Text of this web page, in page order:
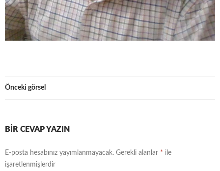
Önceki görsel
BIR CEVAP YAZIN
E-posta hesabınız yayımlanmayacak. Gerekli alanlar * ile
işaretlenmişlerdir